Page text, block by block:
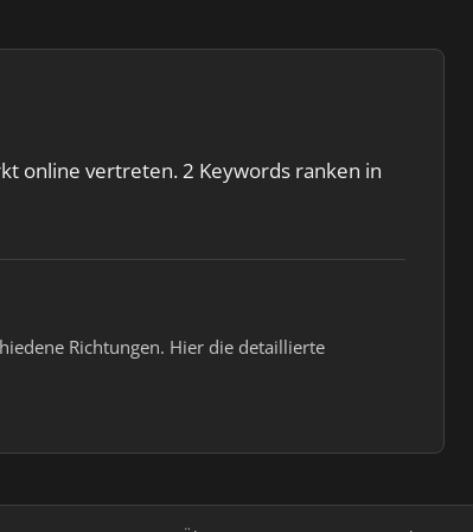
online vertreten. 2 Keywords ranken in
Richtungen. Hier die detaillierte